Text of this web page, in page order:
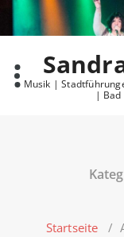
content
Musik |
| Bad
Startseite /